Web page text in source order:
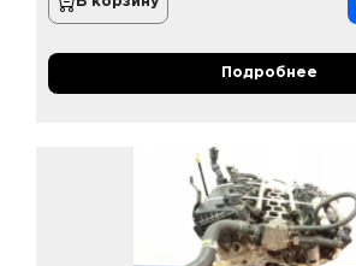
Подробнее